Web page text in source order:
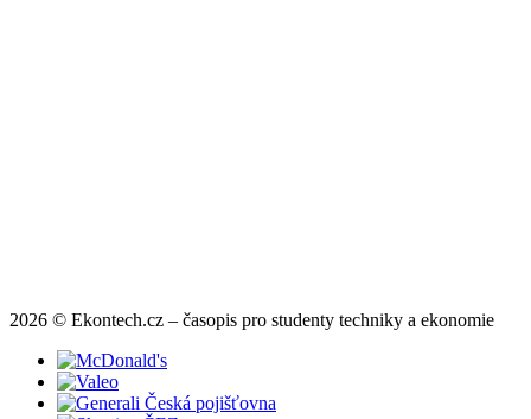
2026 © Ekontech.cz – časopis pro studenty techniky a ekonomie